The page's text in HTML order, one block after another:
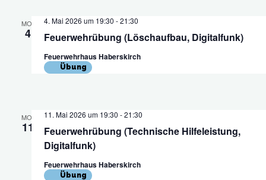
MO.
4 Feuerwehrübung (Löschaufbau, Digitalfunk)
4. Mai 2026 um 19:30 -21:30
Feuerwehrhaus Haberskirch
Übung
MO.
11
Feuerwehrübung (Technische Hilfeleistung,
Digitalfunk)
11. Mai 2026 um 19:30 -21:30
Feuerwehrhaus Haberskirch
Übung